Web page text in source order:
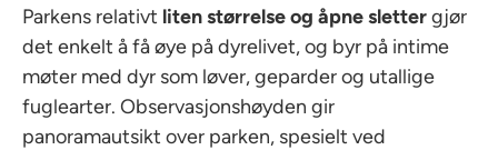
Parkens relativt liten størrelse og åpne slettergjør
det enkelt å få øye på dyrelivet, og byr på intime
møter med dyr som løver, geparder og utallige
fuglearter. Observasjonshøyden gir
panoramautsikt over parken, spesielt ved